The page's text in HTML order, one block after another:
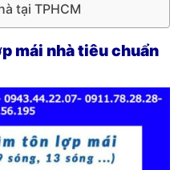
tại TPHCM
mái nhà tiêu chuẩn